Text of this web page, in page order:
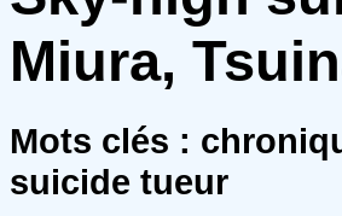
Miura,
Mots clés :
suicide tueur